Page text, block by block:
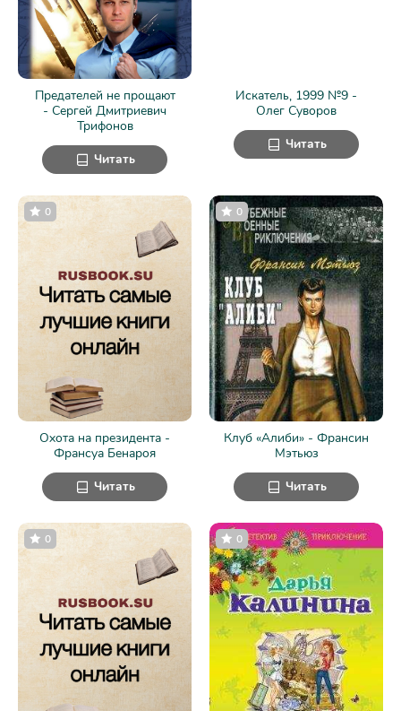
Предателей не прощают
- Сергей Дмитриевич
Трифонов
Читать
Искатель, 1999 №9 -
Олег Суворов
Читать
Охота на президента -
Франсуа Бенароя
0
Читать
Клуб «Алиби» - Франсин
Мэтьюз
0
Читать
0 0